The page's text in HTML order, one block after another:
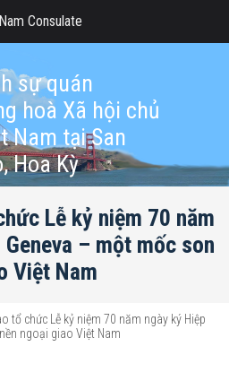
sự quán
hoà Xã hội chủ
Nam tại San
Hoa Kỳ
Lễ kỷ niệm 70 năm
– một mốc son
Việt Nam
tổ chức Lễ kỷ niệm 70 năm ngày ký Hiệp
ngoại giao Việt Nam
Consulate